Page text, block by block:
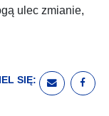
ulec zmianie,
SIĘ:
WYŚLIJ